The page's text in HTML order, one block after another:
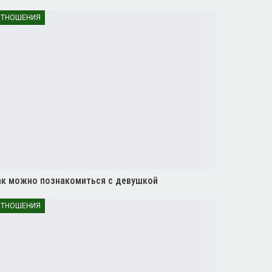
можно познакомиться с девушкой